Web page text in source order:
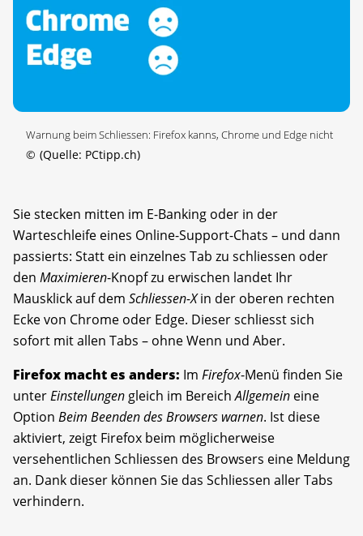
Warnung beim Schliessen: Firefox kanns, Chrome und Edge nicht
© (Quelle: PCtipp.ch)
Sie stecken mitten im E-Banking oder in der
Warteschleife eines Online-Support-Chats – und dann
passierts: Statt ein einzelnes Tab zu schliessen oder
den Maximieren-Knopf zu erwischen landet Ihr
Mausklick auf dem Schliessen-Xin der oberen rechten
Ecke von Chrome oder Edge. Dieser schliesst sich
sofort mit allen Tabs – ohne Wenn und Aber.
Firefox macht es anders: Im Firefox-Menü finden Sie
unterEinstellungen gleich im BereichAllgemein eine
Option Beim Beenden des Browsers warnen. Ist diese
aktiviert, zeigt Firefox beim möglicherweise
versehentlichen Schliessen des Browsers eine Meldung
an. Dank dieser können Sie das Schliessen aller Tabs
verhindern.